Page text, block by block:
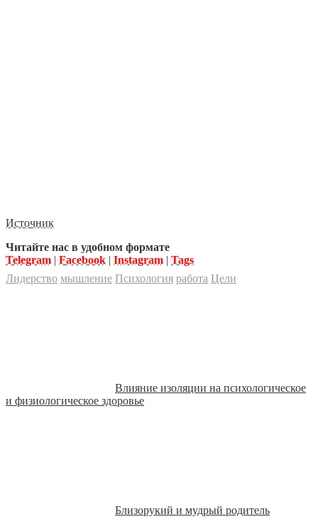
Источник
Читайте нас в удобном формате
Telegram | Facebook | Instagram | Tags
Лидерство мышление Психология работа Цели
Влияние изоляции на психологическое
и физиологическое здоровье
Близорукий и мудрый родитель